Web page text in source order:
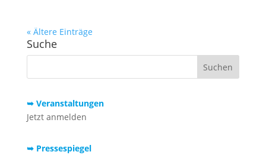
« Ältere Einträge
Suche
➥ Veranstaltungen
Jetzt anmelden
➥ Pressespiegel